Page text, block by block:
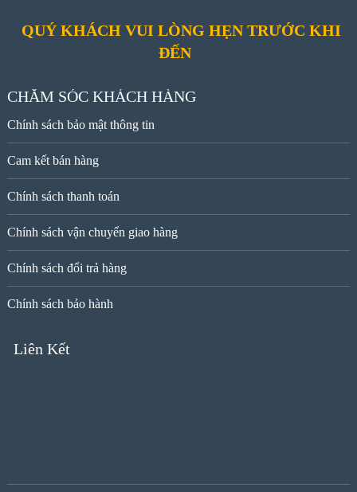
QUÝ KHÁCH VUI LÒNG HẸN TRƯỚC KHI
ĐẾN
CHĂM SÓC KHÁCH HÀNG
Chính sách bảo mật thông tin
Cam kết bán hàng
Chính sách thanh toán
Chính sách vận chuyển giao hàng
Chính sách đổi trả hàng
Chính sách bảo hành
Liên Kết